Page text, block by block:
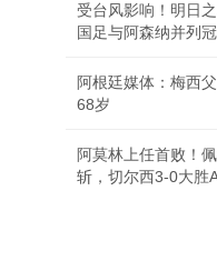
受台风影响！明日
国足与阿森纳并列
阿根廷媒体：梅西
68岁
阿莫林上任首败！
斩，切尔西3-0大胜